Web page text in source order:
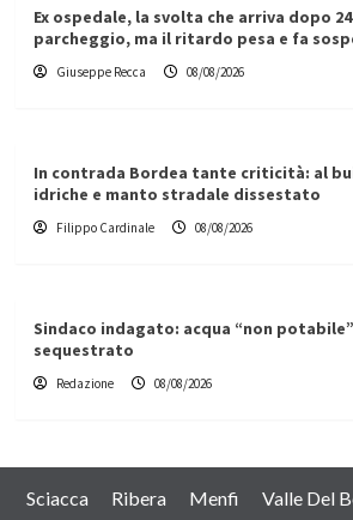
Ex ospedale, la svolta che arriva dopo
parcheggio, ma il ritardo pesa e fa
Giuseppe Recca 08/08/2026
In contrada Bordea tante criticità: al
idriche e manto stradale dissestato
Filippo Cardinale 08/08/2026
Sindaco indagato: acqua “non
sequestrato
Redazione 08/08/2026
Sciacca Ribera Menfi Valle Del